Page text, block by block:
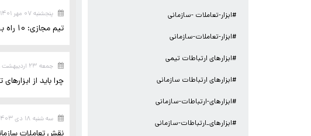
پنجشنبه ۰۷ مهر ۱۴۰۱
تیم مجازی: 10 راه برای ایجاد فرهنگ تعاملات سازمانی
جمعه ۲۳ اردیبهشت ۱۴۰۱
چرا باید از
سه شنبه ۱۸ دی ۱۴۰۳
#ابزار-تعاملات -سازمانی
#ابزار-تعاملات-سازمانی
#ابزارهای ارتباطات تیمی
#ابزارهای ارتباطات سازمانی
#ابزارهای-ارتباطات-سازمانی
#ابزارهای_ارتباطات-سازمانی